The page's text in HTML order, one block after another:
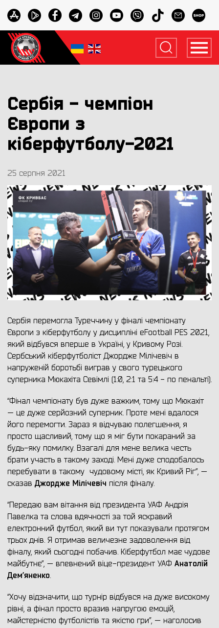
Сербія - чемпіон
Європи з
кіберфутболу-2021
25 серпня 2021
Сербія перемогла Туреччину у фіналі чемпіонату
Європи з кіберфутболу у дисципліні eFootball PES 2021,
який відбувся вперше в Україні, у Кривому Розі.
Сербський кіберфутболіст Джордже Мілічевіч в
напруженій боротьбі виграв у свого турецького
суперника Мюкахіта Севімлі (1:0, 2:1 та 5:4 - по пенальті).
“Фінал чемпіонату був дуже важким, тому що Мюкахіт
— це дуже серйозний суперник. Проте мені вдалося
його перемогти. Зараз я відчуваю полегшення, я
просто щасливий, тому що я міг бути покараний за
будь-яку помилку. Взагалі для мене велика честь
брати участь в такому заході. Мені дуже сподобалось
перебувати в такому чудовому місті, як Кривий Ріг”, —
сказав Джордже Мілічевіч після фіналу.
“Передаю вам вітання від президента УАФ Андрія
Павелка та слова вдячності за той яскравий
електронний футбол, який ви тут показували протягом
трьох днів. Я отримав величезне задоволення від
фіналу, який сьогодні побачив. Кіберфутбол має чудове
майбутнє”, — впевнений віце-президент УАФ Анатолій
Дем’яненко.
“Хочу відзначити, що турнір відбувся на дуже високому
рівні, а фінал просто вразив напругою емоцій,
майстерністю футболістів та якістю гри”, — наголосив